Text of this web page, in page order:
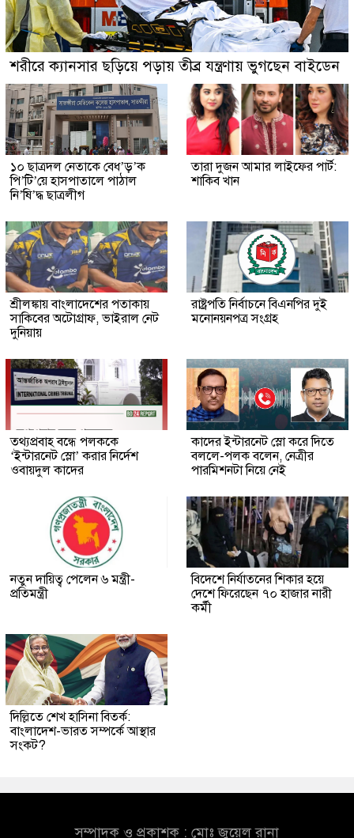
শরীরে ক্যানসার ছড়িয়ে পড়ায় তীব্র যন্ত্রণায় ভুগছেন বাইডেন
১০ ছাত্রদল নেতাকে বেধ’ড়’ক
পি’টি’য়ে হাসপাতালে পাঠাল
নি’ষি’দ্ধ ছাত্রলীগ
তারা দুজন আমার লাইফের পার্ট:
শাকিব খান
শ্রীলঙ্কায় বাংলাদেশের পতাকায়
সাকিবের অটোগ্রাফ, ভাইরাল নেট
দুনিয়ায়
রাষ্ট্রপতি নির্বাচনে বিএনপির দুই
মনোনয়নপত্র সংগ্রহ
তথ্যপ্রবাহ বন্ধে পলককে
‘ইন্টারনেট স্লো’ করার নির্দেশ
ওবায়দুল কাদের
কাদের ইন্টারনেট স্লো করে দিতে
বললে-পলক বলেন, নেত্রীর
পারমিশনটা নিয়ে নেই
নতুন দায়িত্ব পেলেন ৬ মন্ত্রী-
প্রতিমন্ত্রী
বিদেশে নির্যাতনের শিকার হয়ে
দেশে ফিরেছেন ৭০ হাজার নারী
কর্মী
দিল্লিতে শেখ হাসিনা বিতর্ক:
বাংলাদেশ-ভারত সম্পর্কে আস্থার
সংকট?
সম্পাদক ও প্রকাশক : মোঃ জুয়েল রানা